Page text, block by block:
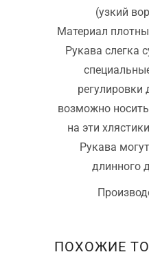
(узкий
Материал
Рукава слегка
возможно
на эти
Рукава
длинного
ПОХОЖИЕ